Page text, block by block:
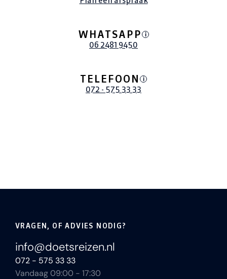
WHATSAPP i
06 2481 9450
TELEFOON i
072 - 575 33 33
VRAGEN, OF ADVIES NODIG?
info@doetsreizen.nl
072 - 575 33 33
Vandaag 09:00 - 17:30